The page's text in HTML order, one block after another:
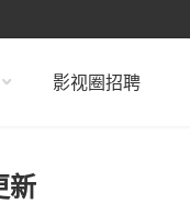
影视圈招聘
新